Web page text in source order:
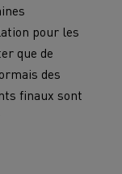
pour les
que de
des
finaux sont